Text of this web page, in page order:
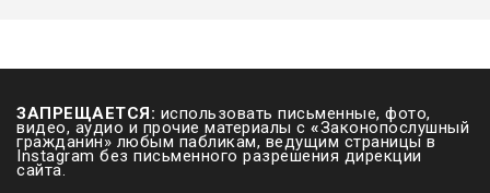
ЗАПРЕЩАЕТСЯ: использовать письменные, фото,
видео, аудио и прочие материалы с «Законопослушный
гражданин» любым пабликам, ведущим страницы в
Instagram без письменного разрешения дирекции
сайта.